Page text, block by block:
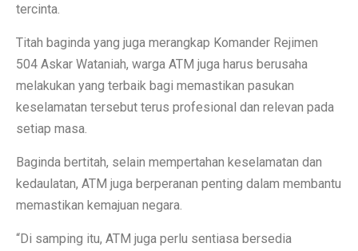
tercinta.
Titah baginda yang juga merangkap Komander Rejimen
504 Askar Wataniah, warga ATM juga harus berusaha
melakukan yang terbaik bagi memastikan pasukan
keselamatan tersebut terus profesional dan relevan pada
setiap masa.
Baginda bertitah, selain mempertahan keselamatan dan
kedaulatan, ATM juga berperanan penting dalam membantu
memastikan kemajuan negara.
“Di samping itu, ATM juga perlu sentiasa bersedia